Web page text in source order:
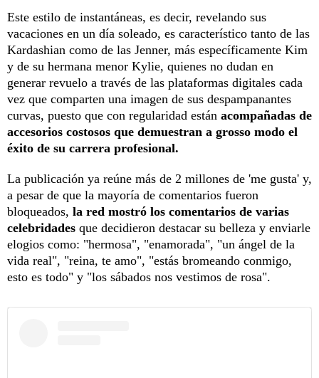
Este estilo de instantáneas, es decir, revelando sus
vacaciones en un día soleado, es característico tanto de las
Kardashian como de las Jenner, más específicamente Kim
y de su hermana menor Kylie, quienes no dudan en
generar revuelo a través de las plataformas digitales cada
vez que comparten una imagen de sus despampanantes
curvas, puesto que con regularidad están acompañadas de
accesorios costosos que demuestran a grosso modo el
éxito de su carrera profesional.
La publicación ya reúne más de 2 millones de 'me gusta' y,
a pesar de que la mayoría de comentarios fueron
bloqueados, la red mostró los comentarios de varias
celebridades que decidieron destacar su belleza y enviarle
elogios como: "hermosa", "enamorada", "un ángel de la
vida real", "reina, te amo", "estás bromeando conmigo,
esto es todo" y "los sábados nos vestimos de rosa".